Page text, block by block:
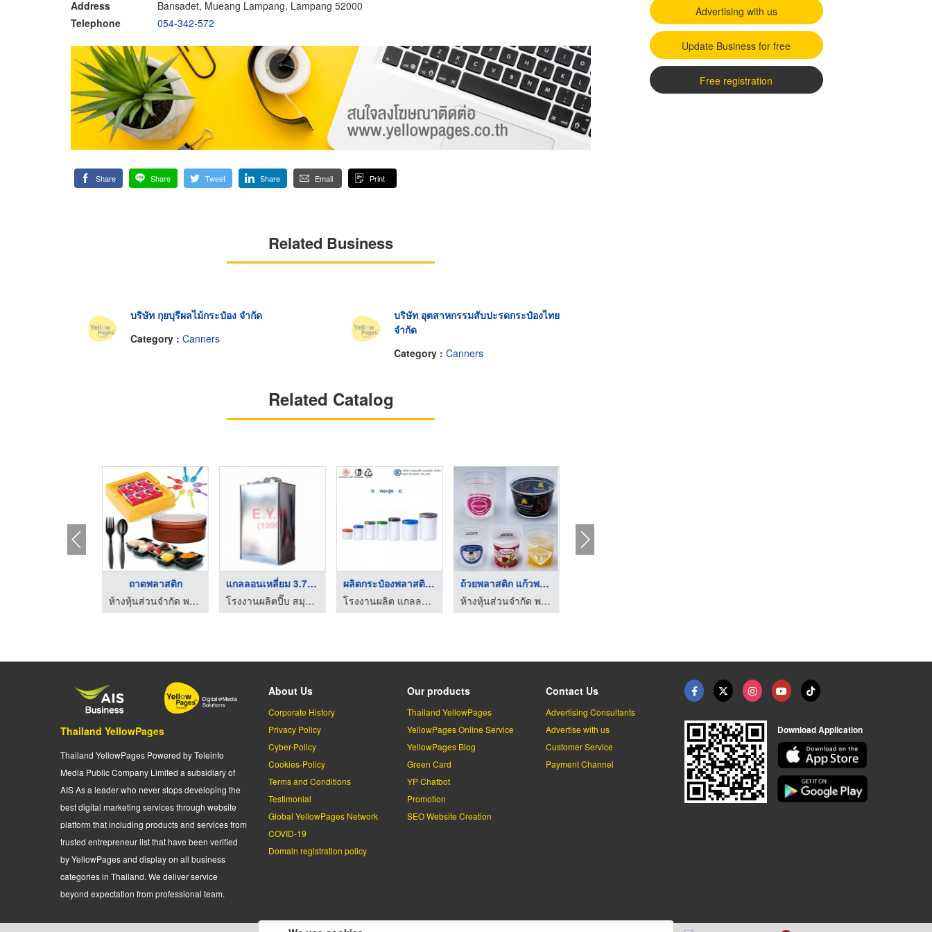
Address
Bansadet, Mueang Lampang, Lampang 52000
Telephone
054-342-572
Share Share Tweet Share Email Print
Related Business
บริษัท กุยบุรีผลไม้กระป๋อง จำกัด
Category : Canners
บริษัท อุตสาหกรรมสับปะรดกระป๋องไทย
จำกัด
Category : Canners
Related Catalog
ถาดพลาสติก
ห้างหุ้นส่วนจำกัด พาสยาม
แกลลอนเหลี่ยม 3.75 ล ...
โรงงานผลิตปี๊บ สมุทรปราการ อี วาย เอช (1998)
ผลิตกระป๋องพลาสติก H ...
โรงงานผลิต แกลลอน กระปุก กระป๋อง ตามแบบ
ถ้วยพลาสติก แก้วพลาส ...
ห้างหุ้นส่วนจำกัด พาสยาม
Advertising with us
Update Business for free
Free registration
Thailand YellowPages
Thailand YellowPages Powered by Teleinfo
Media Public Company Limited a subsidiary of
AIS As a leader who never stops developing the
best digital marketing services through website
platform that including products and services from
trusted entrepreneur list that have been verified
by YellowPages and display on all business
categories in Thailand. We deliver service
beyond expectation from professional team.
About Us
Corporate History
Privacy Policy
Cyber-Policy
Cookies-Policy
Terms and Conditions
Testimonial
Global YellowPages Network
COVID-19
Domain registration policy
Our products
Thailand YellowPages
YellowPages Online Service
YellowPages Blog
Green Card
YP Chatbot
Promotion
SEO Website Creation
Contact Us
Advertising Consultants
Advertise with us
Customer Service
Payment Channel
Download Application